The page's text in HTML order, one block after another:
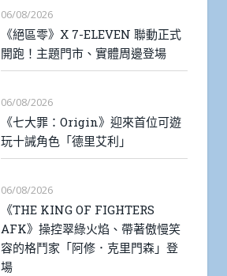
06/08/2026
《絕區零》X 7-ELEVEN 聯動正式
開跑！主題門市、實體周邊登場
06/08/2026
《七大罪：Origin》迎來首位可遊
玩十誡角色「德里艾利」
06/08/2026
《THE KING OF FIGHTERS
AFK》操控翠綠火焰、帶著傲慢笑
容的格鬥家「阿修．克里門森」登
場